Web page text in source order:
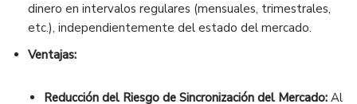
dinero en intervalos regulares (mensuales, trimestrales,
etc.), independientemente del estado del mercado.
Ventajas:
Reducción del Riesgo de Sincronización del Mercado: Al